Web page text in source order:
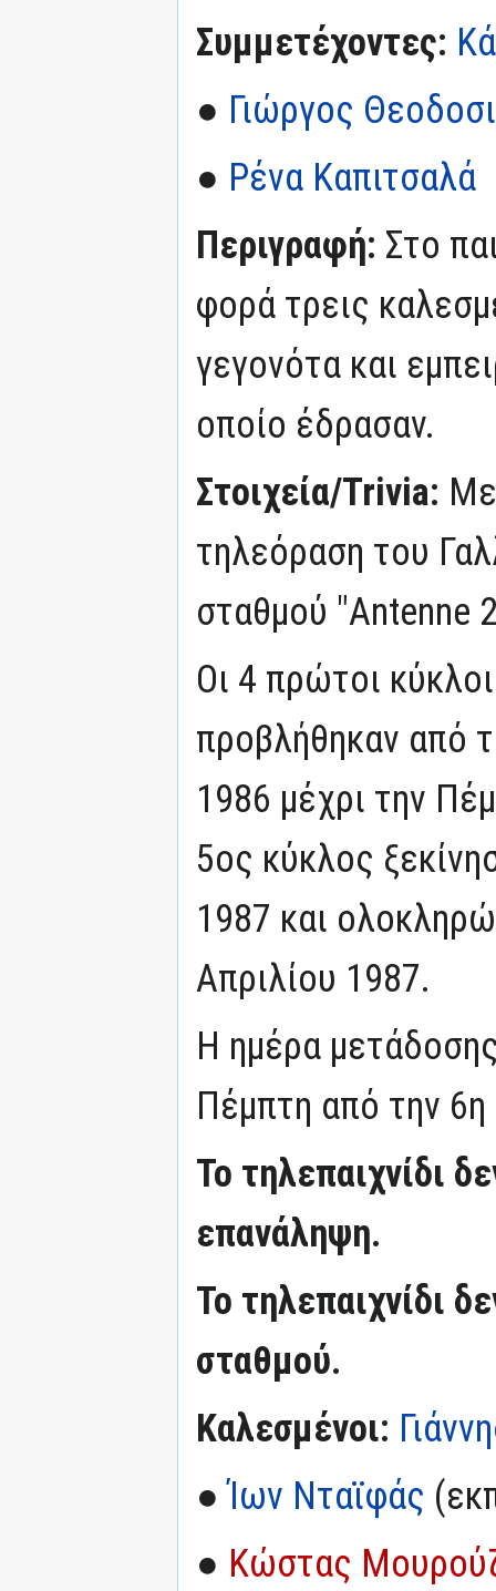
Συμμετέχοντες:
● Γιώργος
● Ρένα Καπιτσαλά
Περιγραφή: Στο
φορά τρεις
γεγονότα και
οποίο έδρασαν.
Στοιχεία/Trivia:
τηλεόραση του
σταθμού "Antenne
Οι 4 πρώτοι
προβλήθηκαν από
1986 μέχρι την
5ος κύκλος
1987 και
Απριλίου 1987.
Η ημέρα
Πέμπτη από την
Το τηλεπαιχνίδι
επανάληψη.
Το τηλεπαιχνίδι
σταθμού.
Καλεσμένοι:
●Ίων Νταϊφάς
● Κώστας